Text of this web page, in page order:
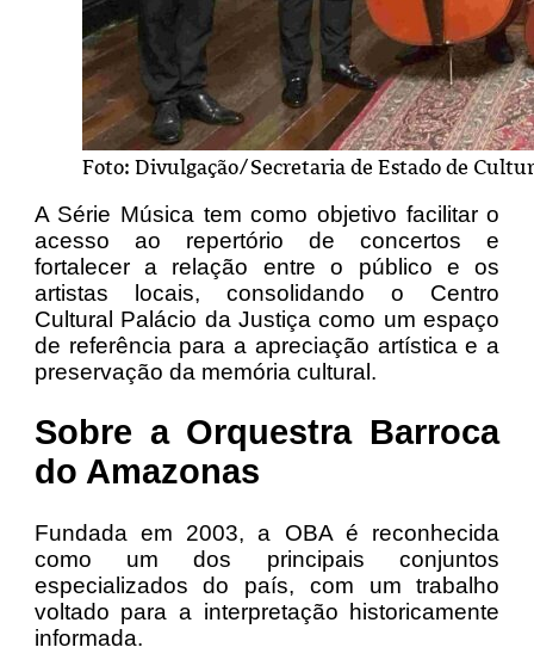
Foto: Divulgação/Secretaria de Estado de
A Série Música tem como objetivo facilitar o
acesso ao repertório de concertos e
fortalecer a relação entre o público e os
artistas locais, consolidando o Centro
Cultural Palácio da Justiça como um espaço
de referência para a apreciação artística e a
preservação da memória cultural.
Sobre a Orquestra Barroca
do Amazonas
Fundada em 2003, a OBA é reconhecida
como um dos principais conjuntos
especializados do país, com um trabalho
voltado para a interpretação historicamente
informada.